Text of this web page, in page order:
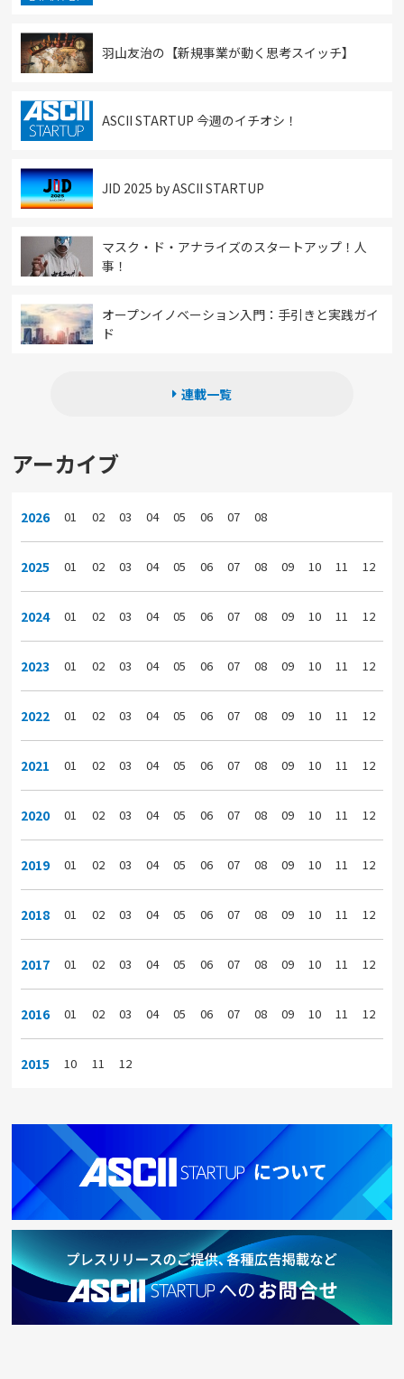
羽山友治の【新規事業が動く思考スイッチ】
ASCII STARTUP 今週のイチオシ！
JID 2025 by ASCII STARTUP
マスク・ド・アナライズのスタートアップ！人
事！
オープンイノベーション入門：手引きと実践ガイ
ド
連載一覧
アーカイブ
2026 01 02 03 04 05 06 07 08
2025 01 02 03 04 05 06 07 08 09 10 11 12
2024 01 02 03 04 05 06 07 08 09 10 11 12
2023 01 02 03 04 05 06 07 08 09 10 11 12
2022 01 02 03 04 05 06 07 08 09 10 11 12
2021 01 02 03 04 05 06 07 08 09 10 11 12
2020 01 02 03 04 05 06 07 08 09 10 11 12
2019 01 02 03 04 05 06 07 08 09 10 11 12
2018 01 02 03 04 05 06 07 08 09 10 11 12
2017 01 02 03 04 05 06 07 08 09 10 11 12
2016 01 02 03 04 05 06 07 08 09 10 11 12
2015 10 11 12